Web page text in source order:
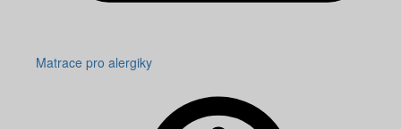
Matrace pro alergiky